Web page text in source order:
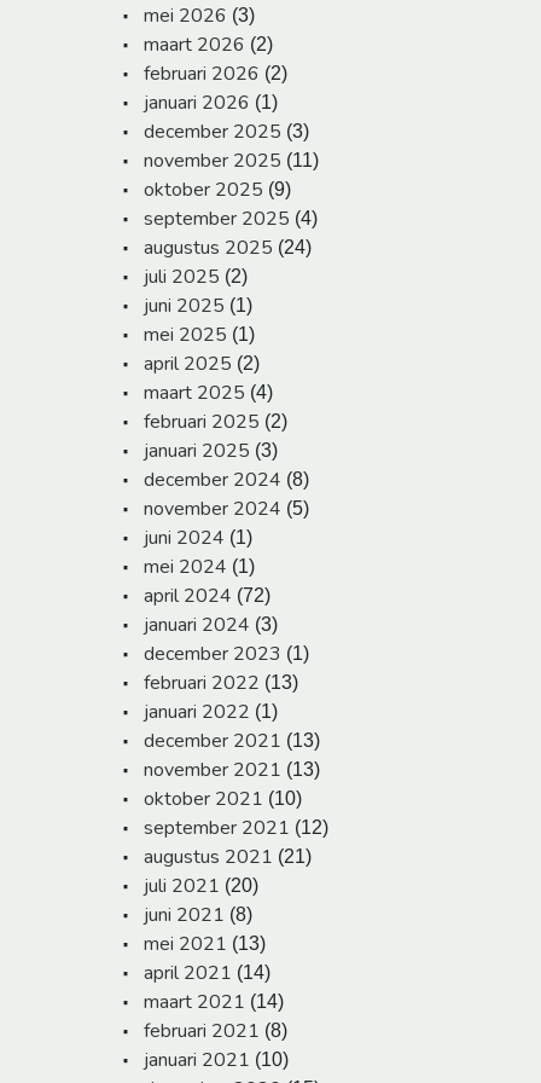
mei 2026 (3)
maart 2026 (2)
februari 2026 (2)
januari 2026 (1)
december 2025 (3)
november 2025 (11)
oktober 2025 (9)
september 2025 (4)
augustus 2025 (24)
juli 2025 (2)
juni 2025 (1)
mei 2025 (1)
april 2025 (2)
maart 2025 (4)
februari 2025 (2)
januari 2025 (3)
december 2024 (8)
november 2024 (5)
juni 2024 (1)
mei 2024 (1)
april 2024 (72)
januari 2024 (3)
december 2023 (1)
februari 2022 (13)
januari 2022 (1)
december 2021 (13)
november 2021 (13)
oktober 2021 (10)
september 2021 (12)
augustus 2021 (21)
juli 2021 (20)
juni 2021 (8)
mei 2021 (13)
april 2021 (14)
maart 2021 (14)
februari 2021 (8)
januari 2021 (10)